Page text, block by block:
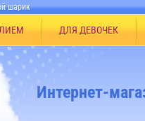
шарик
ДЛЯ ДЕВОЧЕК
Интернет-